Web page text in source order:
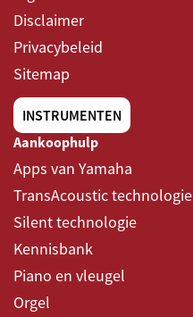
Disclaimer
Privacybeleid
Sitemap
INSTRUMENTEN
Aankoophulp
Apps van Yamaha
TransAcoustic technologie
Silent technologie
Kennisbank
Piano en vleugel
Orgel